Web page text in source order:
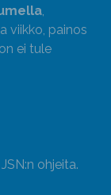
,
viikko, painos
ei tule
ohjeita.